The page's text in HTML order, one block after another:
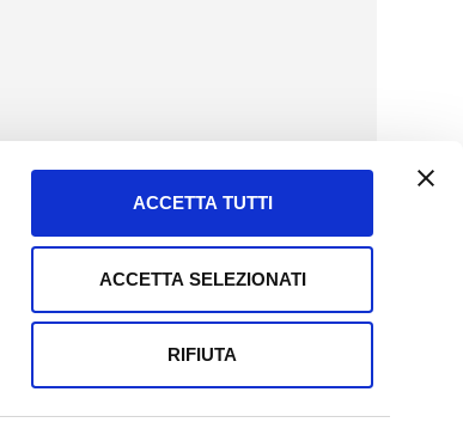
ACCETTA TUTTI
ACCETTA SELEZIONATI
RIFIUTA
Tel + 39.045.8009480
clienti@informatoreagrario.it